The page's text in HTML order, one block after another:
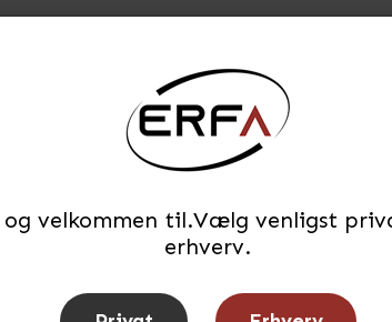
og velkommen til.Vælg venligst
erhverv.
hurtigst muligt. Bestillinger betalt via
efter ekspeditionen. Er varen på
sker til gadeniveau, som udgangspunkt